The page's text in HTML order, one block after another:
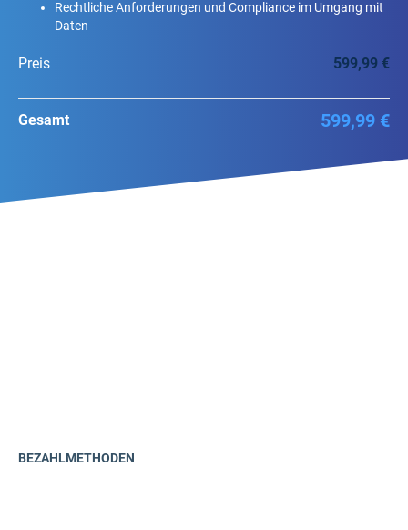
Rechtliche Anforderungen und Compliance im Umgang mit
Daten
Preis 599,99 €
Gesamt 599,99 €
BEZAHLMETHODEN